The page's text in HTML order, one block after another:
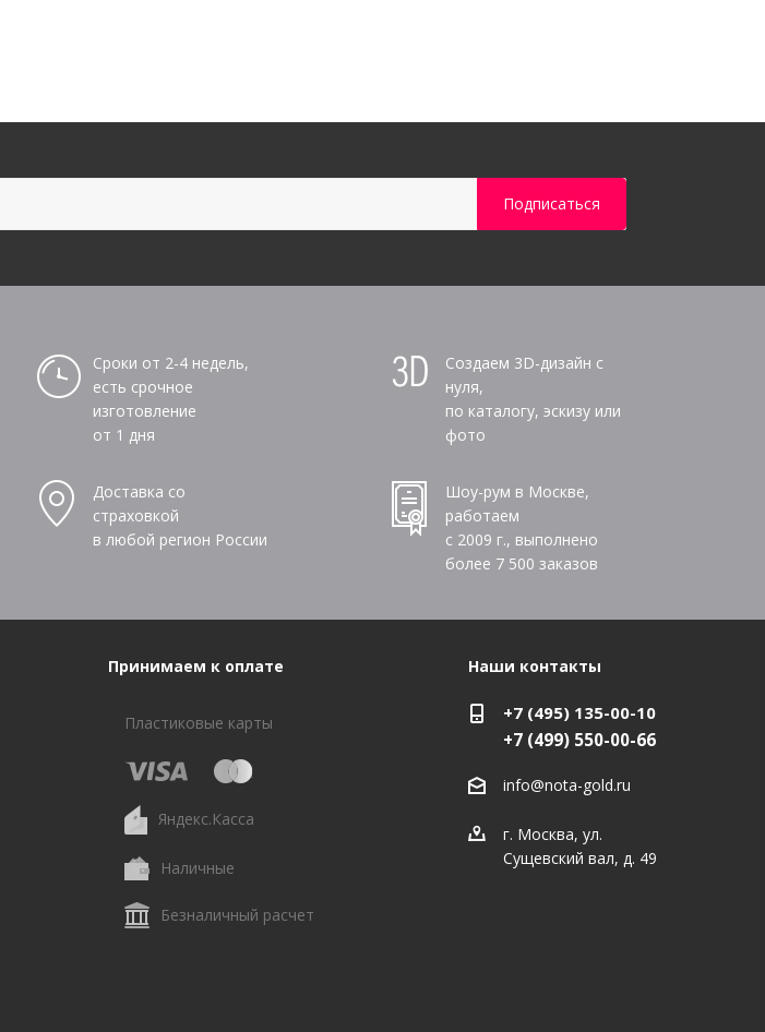
Сроки от 2-4 недель,
есть срочное
изготовление
от 1 дня
Создаем 3D-дизайн с
нуля,
по каталогу, эскизу или
фото
Доставка со
страховкой
в любой регион России
Шоу-рум в Москве,
работаем
с 2009 г., выполнено
более 7 500 заказов
Принимаем к оплате
Пластиковые карты
Яндекс.Касса
Наличные
Безналичный расчет
Наши контакты
+7 (495) 135-00-10
+7 (499) 550-00-66
info@nota-gold.ru
г. Москва, ул.
Сущевский вал, д. 49